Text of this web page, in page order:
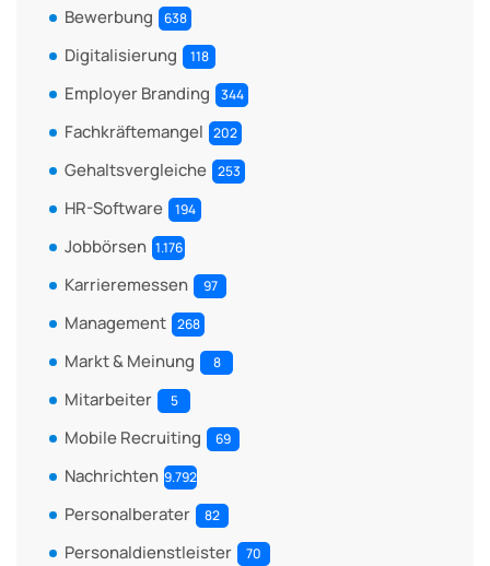
Bewerbung 638
Digitalisierung 118
Employer Branding 344
Fachkräftemangel 202
Gehaltsvergleiche 253
HR-Software 194
Jobbörsen 1.176
Karrieremessen 97
Management 268
Markt & Meinung 8
Mitarbeiter 5
Mobile Recruiting 69
Nachrichten 9.792
Personalberater 82
Personaldienstleister 70